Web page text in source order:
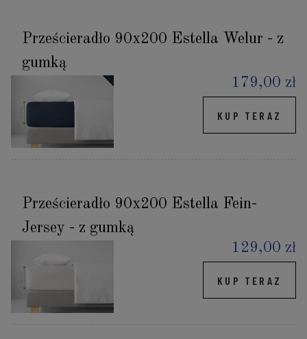
Prześcieradło 90x200 Estella Welur - z
gumką
179,00 zł
KUP TERAZ
Prześcieradło 90x200 Estella Fein-
Jersey - z gumką
129,00 zł
KUP TERAZ